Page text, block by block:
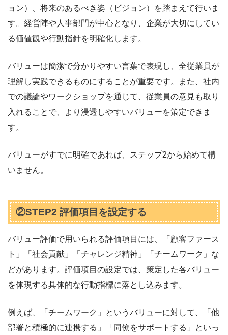
ョン）、将来のあるべき姿（ビジョン）を踏まえて行いま
す。経営陣や人事部門が中心となり、企業が大切にしてい
る価値観や行動指針を明確化します。
バリューは簡潔で分かりやすい言葉で表現し、全従業員が
理解し実践できるものにすることが重要です。また、社内
での議論やワークショップを通じて、従業員の意見も取り
入れることで、より浸透しやすいバリューを策定できま
す。
バリューがすでに明確であれば、ステップ2から始めて構
いません。
②STEP2 評価項目を設定する
バリュー評価で用いられる評価項目には、「顧客ファース
ト」「社会貢献」「チャレンジ精神」「チームワーク」な
どがあります。評価項目の設定では、策定した各バリュー
を体現する具体的な行動指標に落とし込みます。
例えば、「チームワーク」というバリューに対して、「他
部署と積極的に連携する」「同僚をサポートする」といっ